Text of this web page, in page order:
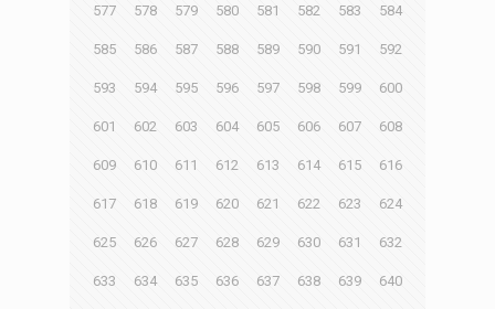
577 578 579 580 581 582 583 584
585 586 587 588 589 590 591 592
593 594 595 596 597 598 599 600
601 602 603 604 605 606 607 608
609 610 611 612 613 614 615 616
617 618 619 620 621 622 623 624
625 626 627 628 629 630 631 632
633 634 635 636 637 638 639 640